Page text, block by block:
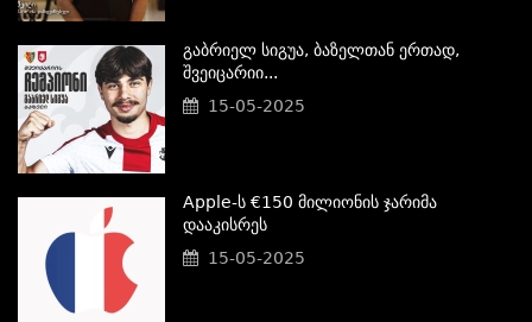
Გაბრიელ Სიგუა, Ბაზელთან Ერთად,
Შვეიცარიი...
15-05-2025
Apple-Ს €150 Მილიონის Ჯარიმა
Დააკისრეს
15-05-2025